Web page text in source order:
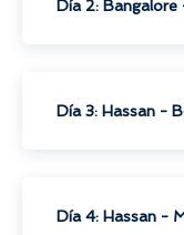
Día 2:
Día 3: Hassan -
Día 4: Hassan -